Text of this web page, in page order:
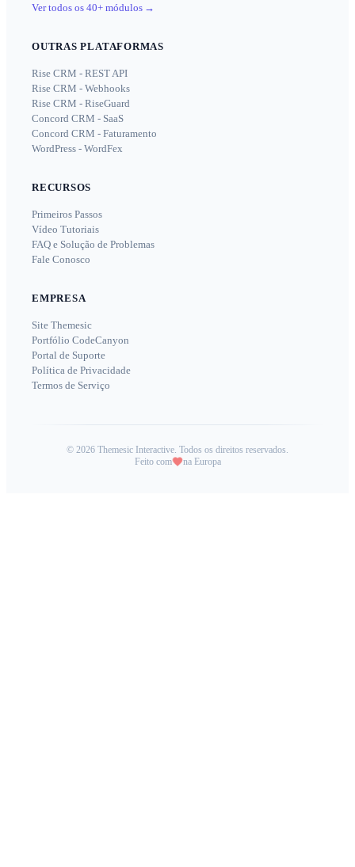
Ver todos os 40+ módulos →
OUTRAS PLATAFORMAS
Rise CRM - REST API
Rise CRM - Webhooks
Rise CRM - RiseGuard
Concord CRM - SaaS
Concord CRM - Faturamento
WordPress - WordFex
RECURSOS
Primeiros Passos
Vídeo Tutoriais
FAQ e Solução de Problemas
Fale Conosco
EMPRESA
Site Themesic
Portfólio CodeCanyon
Portal de Suporte
Política de Privacidade
Termos de Serviço
© 2026 Themesic Interactive. Todos os direitos reservados.
Feito com
na Europa